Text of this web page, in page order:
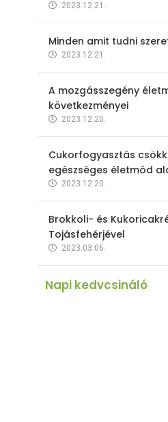
2023.12.21.
Minden amit tudni
2023.12.21.
A mozgásszegény
következményei
2023.12.20.
Cukorfogyasztás
egészséges életmód
2023.12.20.
Brokkoli- és
Tojásfehérjével
2023.03.06.
Napi kedvcsináló